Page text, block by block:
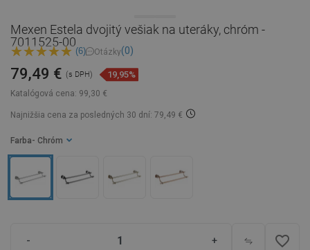
Mexen Estela dvojitý vešiak na uteráky, chróm -
7011525-00
(6) Otázky(0)
Katalógová cena: 99,30 €
79,49 € (s DPH) 19,95%
Najnižšia cena za posledných 30 dní: 79,49 €
Farba - Chróm
- + favorite_border